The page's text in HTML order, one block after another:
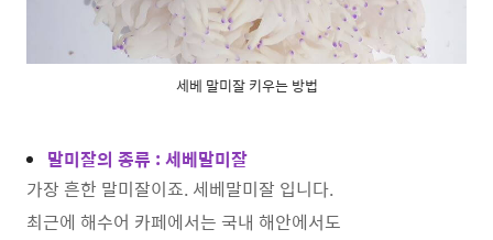
세베 말미잘 키우는 방법
말미잘의 종류 : 세베말미잘
가장 흔한 말미잘이죠. 세베말미잘 입니다.
최근에 해수어 카페에서는 국내 해안에서도